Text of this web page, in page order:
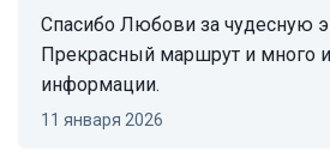
Спасибо Любови за чудесную экскурсию!
Прекрасный маршрут и много
информации.
11 января 2026